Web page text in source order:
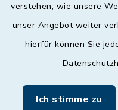
verstehen, wie unsere
unser Angebot weiter
hierfür können Sie
Ich stimme zu
Donnerstag
09:00 - 12:00 und
09:00 - 12:00 Uhr